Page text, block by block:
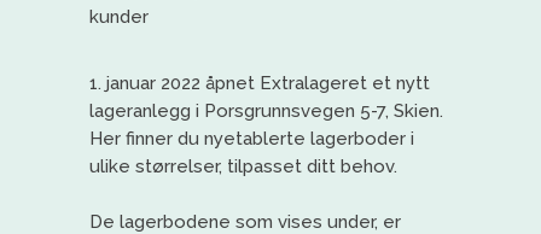
kunder
1. januar 2022 åpnet Extralageret et nytt
lageranlegg i Porsgrunnsvegen 5-7, Skien.
Her finner du nyetablerte lagerboder i
ulike størrelser, tilpasset ditt behov.
De lagerbodene som vises under, er